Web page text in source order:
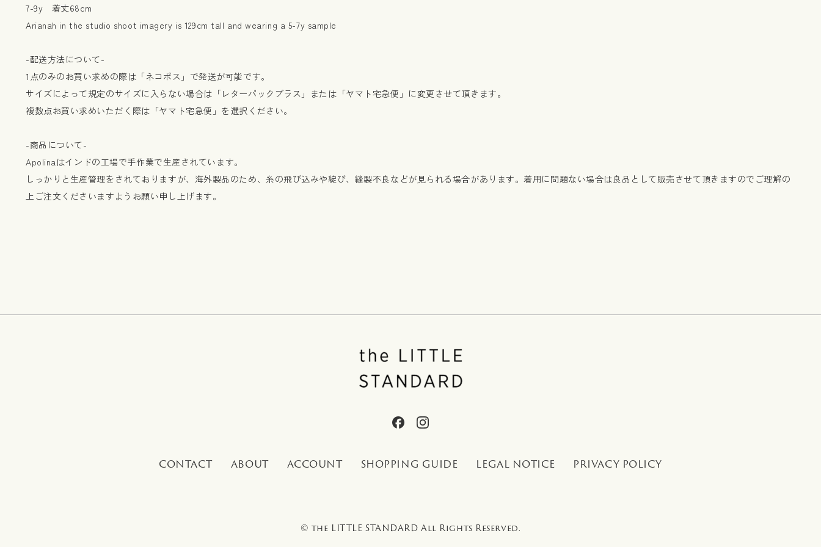
7-9y 着丈68cm
Arianah in the studio shoot imagery is 129cm tall and wearing a 5-7y sample
-配送方法について-
1点のみのお買い求めの際は「ネコポス」で発送が可能です。
サイズによって規定のサイズに入らない場合は「レターパックプラス」または「ヤマト宅急便」に変更させて頂きます。
複数点お買い求めいただく際は「ヤマト宅急便」を選択ください。
-商品について-
Apolinaはインドの工場で手作業で生産されています。
しっかりと生産管理をされておりますが、海外製品のため、糸の飛び込みや綻び、縫製不良などが見られる場合があります。着用に問題ない場合は良品として販売させて頂きますのでご理解の
上ご注文くださいますようお願い申し上げます。
CONTACT ABOUT ACCOUNT SHOPPING GUIDE LEGAL NOTICE PRIVACY POLICY
© the LITTLE STANDARD All Rights Reserved.